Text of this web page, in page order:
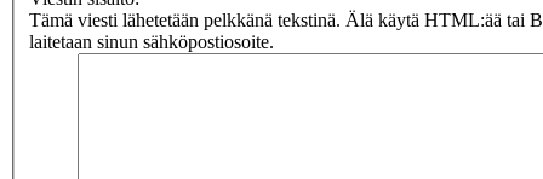
Tämä viesti lähetetään pelkkänä tekstinä. Älä käytä HTML:ää tai
laitetaan sinun sähköpostiosoite.